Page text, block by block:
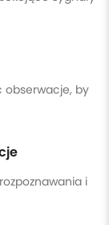
obserwacje, by
i